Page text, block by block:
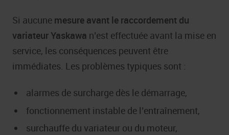
Si aucune mesure avant le raccordement du
variateur Yaskawa n’est effectuée avant la mise en
service, les conséquences peuvent être
immédiates. Les problèmes typiques sont :
alarmes de surcharge dès le démarrage,
fonctionnement instable de l’entraînement,
surchauffe du variateur ou du moteur,